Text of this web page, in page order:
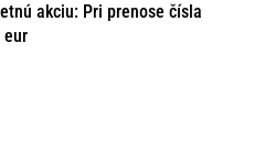
akciu: Pri prenose čísla
eur